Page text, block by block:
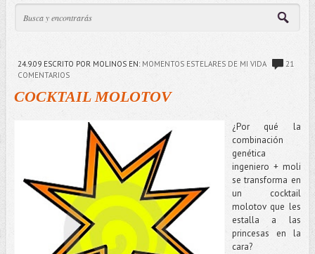
24.9.09ESCRITO POR MOLINOS EN: MOMENTOS ESTELARES DE MI VIDA
21
COMENTARIOS
COCKTAIL MOLOTOV
¿Por qué la
combinación
genética
ingeniero + moli
se transforma en
un cocktail
molotov que les
estalla a las
princesas en la
cara?